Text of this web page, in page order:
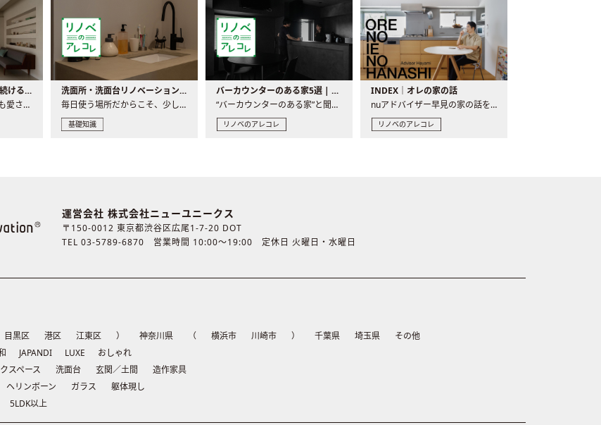
世界の名作家具｜愛され続ける理由と一生モノとの出会い方
家具には、何十年経っても愛され続ける「名作」と呼ばれるもの..
洗面所・洗面台リノベーションの事例と間取りアイデア
毎日使う場所だからこそ、少しの間取りの工夫や素材の選び方で..
基礎知識
バーカウンターのある家5選 | 日常に馴染む“距離の近い”キッチンとは
“バーカウンターのある家”と聞くと、少し特別な、大人のための..
リノベのアレコレ
INDEX｜オレの家の話
nuアドバイザー早見の家の話を、全4話でお届け。リノベーションを..
リノベのアレコレ
運営会社 株式会社ニューユニークス
〒150-0012 東京都渋谷区広尾1-7-20 DOT
TEL 03-5789-6870 営業時間 10:00〜19:00 定休日 火曜日・水曜日
目黒区 港区 江東区 ） 神奈川県 （ 横浜市 川崎市 ） 千葉県 埼玉県
その他
JAPANDI LUXE
おしゃれ
スペース 洗面台 玄関／土間
造作家具
ヘリンボーン ガラス
躯体現し
5LDK以上